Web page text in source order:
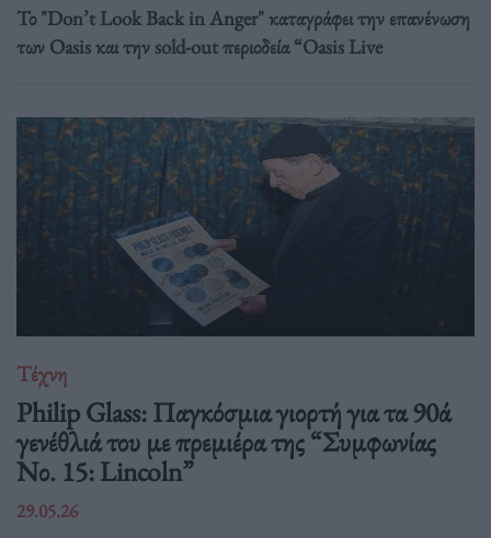
Το "Don’t Look Back in Anger" καταγράφει την επανένωση
των Oasis και την sold-out περιοδεία “Oasis Live
Τέχνη
Philip Glass: Παγκόσμια γιορτή για τα 90ά
γενέθλιά του με πρεμιέρα της “Συμφωνίας
Νο. 15: Lincoln”
29.05.26